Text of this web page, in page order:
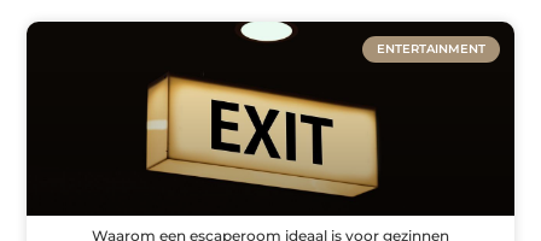
ENTERTAINMENT
Waarom een escaperoom ideaal is voor gezinnen